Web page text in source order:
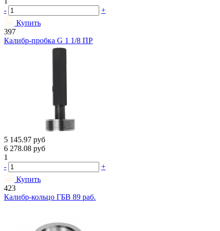
-
+
Купить
397
Калибр-пробка G 1 1/8 ПР
5 145.97 руб
6 278.08 руб
1
-
+
Купить
423
Калибр-кольцо ГБВ 89 раб.